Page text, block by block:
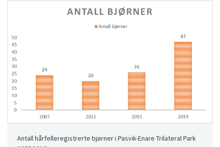
Antall hårfelleregistrerte bjørner i Pasvik-Enare Trilateral Park